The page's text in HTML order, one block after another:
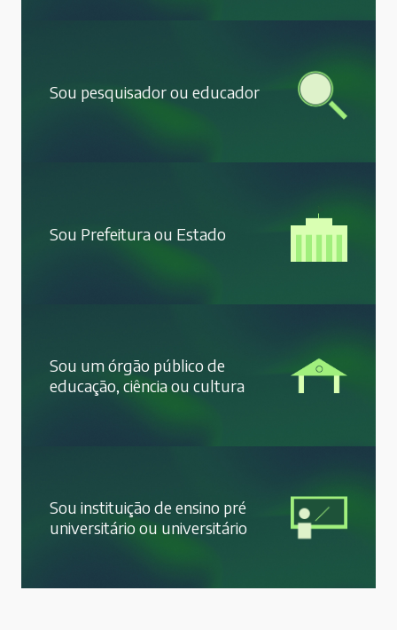
Sou pesquisador ou educador
Sou Prefeitura ou Estado
Sou um órgão público de
educação, ciência ou cultura
Sou instituição de ensino pré
universitário ou universitário